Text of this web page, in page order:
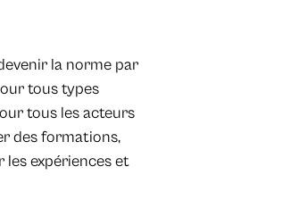
la norme par
tous types
tous les acteurs
des formations,
les expériences et